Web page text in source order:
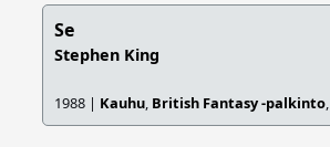
Se
Stephen King
1988 | Kauhu, British Fantasy -palkinto,